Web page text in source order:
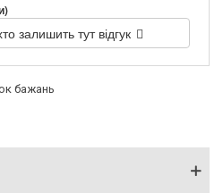
залишить тут відгук
бажань